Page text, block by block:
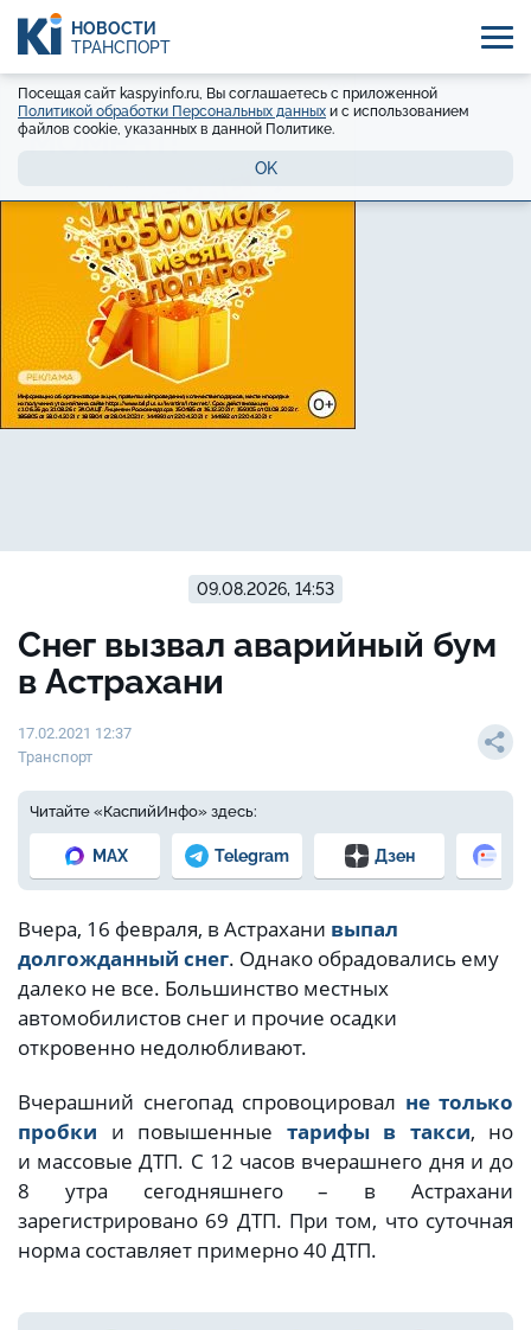
НОВОСТИ
ТРАНСПОРТ
Посещая сайт kaspyinfo.ru, Вы соглашаетесь с приложенной
Политикой обработки Персональных данных и с использованием
файлов cookie, указанных в данной Политике.
OK
09.08.2026, 14:53
Снег вызвал аварийный бум
в Астрахани
17.02.2021 12:37
Транспорт
Читайте «КаспийИнфо» здесь:
MAX Telegram Дзен
Вчера, 16 февраля, в Астрахани выпал
долгожданный снег. Однако обрадовались ему
далеко не все. Большинство местных
автомобилистов снег и прочие осадки
откровенно недолюбливают.
Вчерашний снегопад спровоцировал не только
пробки и повышенные тарифы в такси, но
и массовые ДТП. С 12 часов вчерашнего дня и до
8 утра сегодняшнего – в Астрахани
зарегистрировано 69 ДТП. При том, что суточная
норма составляет примерно 40 ДТП.